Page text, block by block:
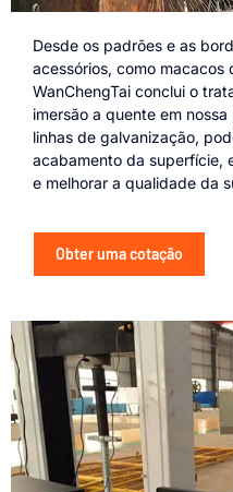
Desde os padrões e as
acessórios, como macacos
WanChengTai conclui o
imersão a quente em
linhas de galvanização,
acabamento da superfície,
e melhorar a qualidade da
Obter uma cotação